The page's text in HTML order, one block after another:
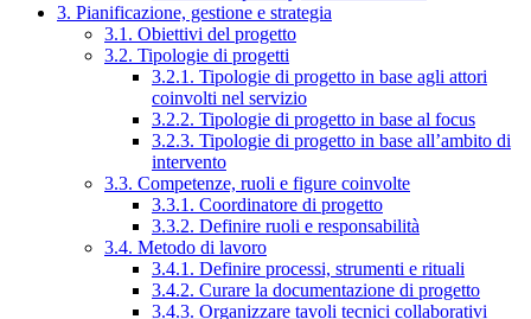
3. Pianificazione, gestione e strategia
3.1. Obiettivi del progetto
3.2. Tipologie di progetti
3.2.1. Tipologie di progetto in base agli attori
coinvolti nel servizio
3.2.2. Tipologie di progetto in base al focus
3.2.3. Tipologie di progetto in base all’ambito di
intervento
3.3. Competenze, ruoli e figure coinvolte
3.3.1. Coordinatore di progetto
3.3.2. Definire ruoli e responsabilità
3.4. Metodo di lavoro
3.4.1. Definire processi, strumenti e rituali
3.4.2. Curare la documentazione di progetto
3.4.3. Organizzare tavoli tecnici collaborativi